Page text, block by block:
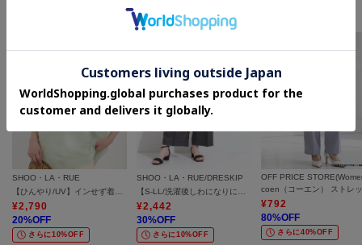
セールアイテムからのおすすめ
SHOO・LA・RUE
【ひんやり/UV】インせず着られる フレンチリネンスキッパーシャツ
¥2,790
20%OFF
さらに10%OFF
SHOO・LA・RUE/DRESKIP
【S-LL/洗濯後しわになりにくい】ゴールドパーツできれい見え 麻調タックワイドパンツ
¥2,442
30%OFF
さらに10%OFF
OFF PRICE
¥792
80%OFF
さらに40%OFF